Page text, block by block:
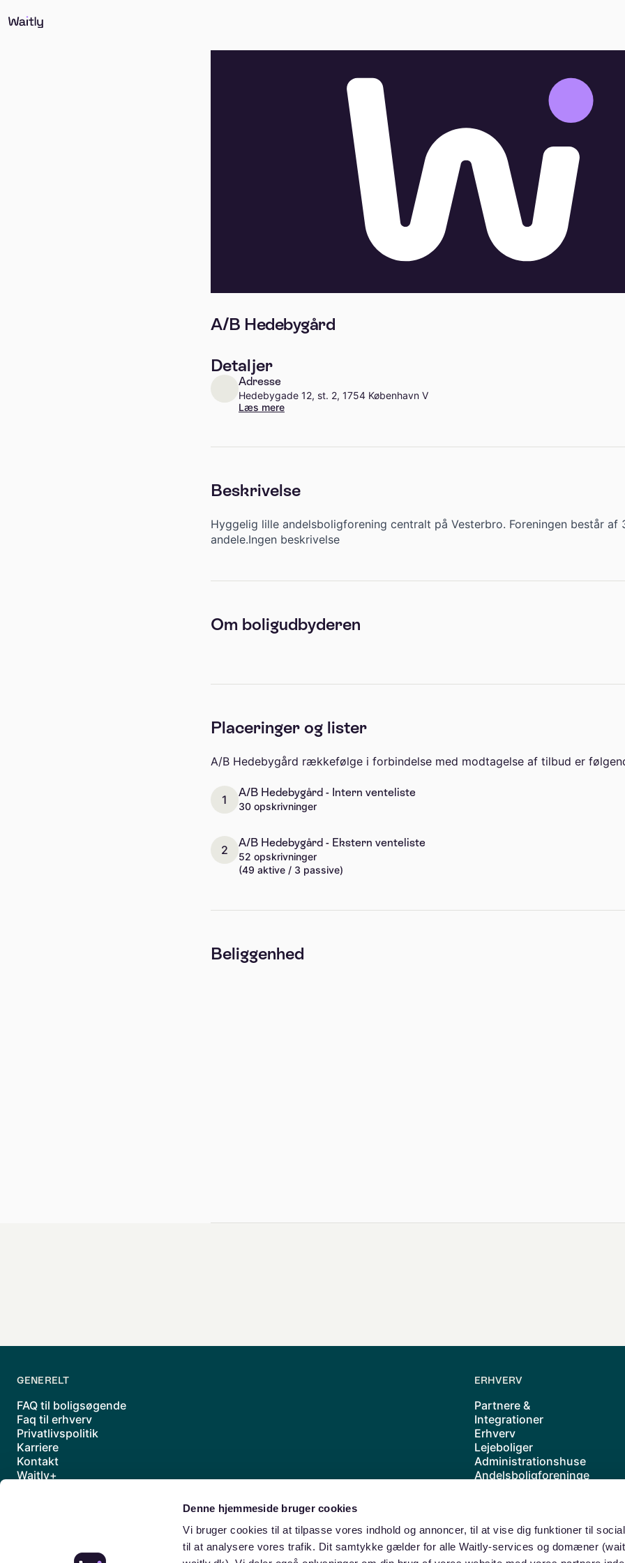
Denne hjemmeside bruger cookies
Vi bruger cookies til at tilpasse vores indhold og annoncer, til at vise dig funktioner til
til at analysere vores trafik. Dit samtykke gælder for alle Waitly-services og domæner
A/B Hedebygård
Detaljer
Adresse
Hedebygade 12, st. 2, 1754 København V
Læs mere
Beskrivelse
Hyggelig lille andelsboligforening centralt på Vesterbro. Foreningen består af
andele.Ingen beskrivelse
Om boligudbyderen
Placeringer og lister
A/B Hedebygård rækkefølge i forbindelse med modtagelse af tilbud er
1
A/B Hedebygård - Intern venteliste
30 opskrivninger
2
A/B Hedebygård - Ekstern venteliste
52 opskrivninger
(49 aktive / 3 passive)
Beliggenhed
GENERELT
FAQ til boligsøgende
Faq til erhverv
Privatlivspolitik
Karriere
Kontakt
Waitly+
ERHVERV
Partnere &
Integrationer
Erhverv
Lejeboliger
Administrationshuse
Andelsboligforeninge
Priser
Waitly samarbejder
med ABF